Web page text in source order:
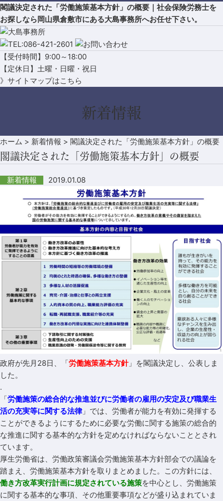
閣議決定された「労働施策基本方針」の概要｜社会保険労務士を
お探しなら岡山県倉敷市にある大島事務所へお任せ下さい。
【受付時間】9:00～18:00
【定休日】土曜・日曜・祝日
》サイトマップはこちら
新着情報
ホーム > 新着情報 > 閣議決定された「労働施策基本方針」の概要
閣議決定された「労働施策基本方針」の概要
新着情報 2019.01.08
政府が先月28日、「労働施策基本方針」を閣議決定し、公表しま
した。
.
「労働施策の総合的な推進並びに労働者の雇用の安定及び職業生
活の充実等に関する法律」では、労働者が能力を有効に発揮する
ことができるようにするために必要な労働に関する施策の総合的
な推進に関する基本的な方針を定めなければならないこととされ
ています。
厚生労働省は、労働政策審議会労働施策基本方針部会での議論を
踏まえ、労働施策基本方針を取りまとめました。この方針には、
働き方改革実行計画に規定されている施策を中心とし、労働施策
に関する基本的な事項、その他重要事項などが盛り込まれていま